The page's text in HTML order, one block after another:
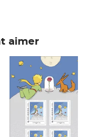
aimer
7,50€